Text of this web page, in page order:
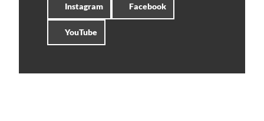
Instagram Facebook
YouTube